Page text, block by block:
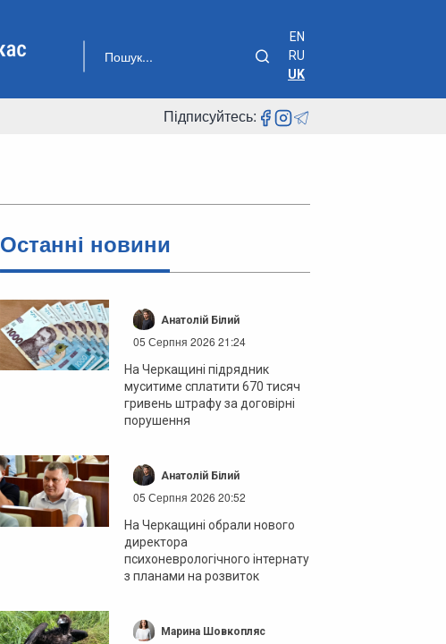
EN
RU
UK
Підписуйтесь:
Останні новини
Анатолій Білий
05 Серпня 2026 21:24
На Черкащині підрядник
муситиме сплатити 670 тисяч
гривень штрафу за договірні
порушення
Анатолій Білий
05 Серпня 2026 20:52
На Черкащині обрали нового
директора
психоневрологічного інтернату
з планами на розвиток
Марина Шовкопляс